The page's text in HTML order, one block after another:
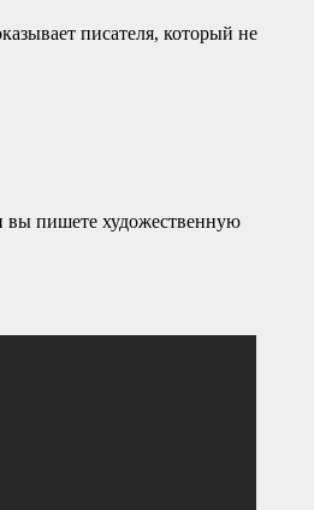
писателя, который не
вы пишете художественную